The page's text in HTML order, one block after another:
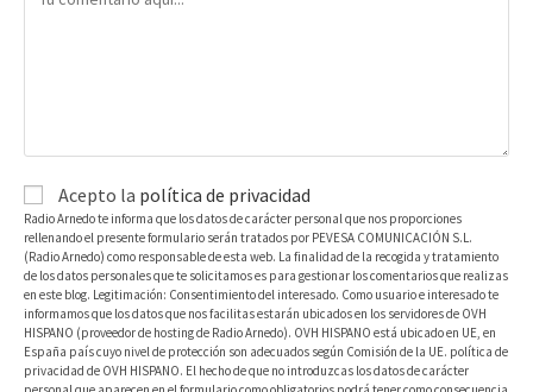
Acepto la política de privacidad
Radio Arnedo te informa que los datos de carácter personal que nos proporciones
rellenando el presente formulario serán tratados por PEVESA COMUNICACIÓN S.L.
(Radio Arnedo) como responsable de esta web. La finalidad de la recogida y tratamiento
de los datos personales que te solicitamos es para gestionar los comentarios que realizas
en este blog. Legitimación: Consentimiento del interesado. Como usuario e interesado te
informamos que los datos que nos facilitas estarán ubicados en los servidores de OVH
HISPANO (proveedor de hosting de Radio Arnedo). OVH HISPANO está ubicado en UE, en
España país cuyo nivel de protección son adecuados según Comisión de la UE. política de
privacidad de OVH HISPANO. El hecho de que no introduzcas los datos de carácter